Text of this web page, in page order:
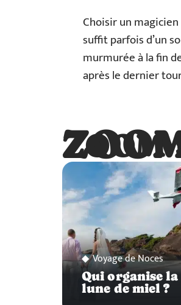
Choisir un
suffit parfois d’un
murmurée à la fin
après le dernier
ZOOM
Voyage de Noces
Qui organise la
lune de miel ?